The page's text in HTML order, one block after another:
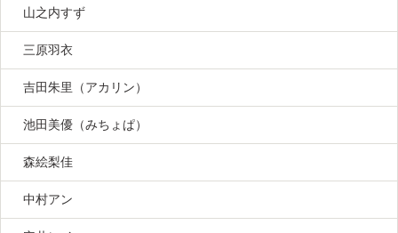
山之内すず
三原羽衣
吉田朱里（アカリン）
池田美優（みちょぱ）
森絵梨佳
中村アン